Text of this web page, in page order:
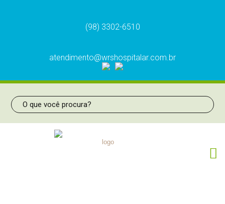
(98) 3302-6510
atendimento@wrshospitalar.com.br